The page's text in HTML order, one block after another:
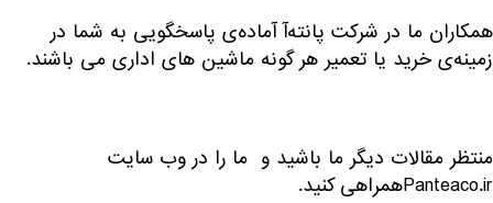
همکاران ما در شرکت پانته‌آ آماده‌ی پاسخگویی به شما در
زمینه‌ی خرید یا تعمیر هر گونه ماشین های اداری می باشند.
منتظر مقالات دیگر ما باشید و ما را در وب سایت
Panteaco.irهمراهی کنید.